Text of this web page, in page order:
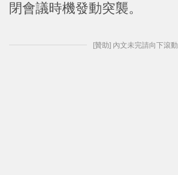
閉會議時機發動突襲。
[贊助] 內文未完請向下滾動